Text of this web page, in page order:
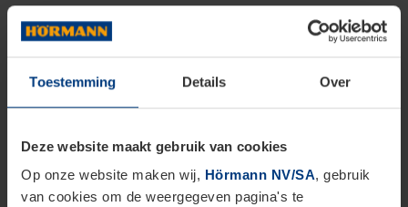
Toestemming Details Over
Deze website maakt gebruik van cookies
Op onze website maken wij, Hörmann NV/SA, gebruik
van cookies om de weergegeven pagina's te